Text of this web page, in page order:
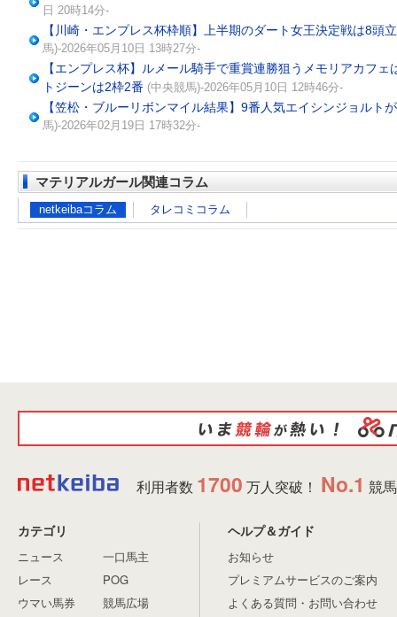
日 20時14分-
【川崎・エンプレス杯枠順】上半期のダート女王決定戦は8頭
馬)-2026年05月10日 13時27分-
【エンプレス杯】ルメール騎手で重賞連勝狙うメモリアカフ
トジーンは2枠2番 (中央競馬)-2026年05月10日 12時46分-
【笠松・ブルーリボンマイル結果】9番人気エイシンジョルト
馬)-2026年02月19日 17時32分-
マテリアルガール関連コラム
netkeibaコラム タレコミコラム
利用者数 1700 万人突破！ No.1 競
カテゴリ
ニュース
レース
ウマい馬券
一口馬主
POG
競馬広場
ヘルプ＆ガイド
お知らせ
プレミアムサービスのご案内
よくある質問・お問い合わせ